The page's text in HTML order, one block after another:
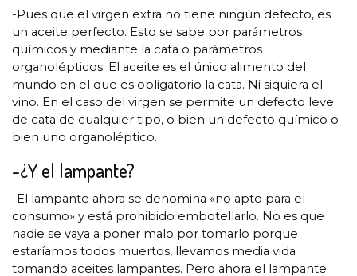
-Pues que el virgen extra no tiene ningún defecto, es
un aceite perfecto. Esto se sabe por parámetros
químicos y mediante la cata o parámetros
organolépticos. El aceite es el único alimento del
mundo en el que es obligatorio la cata. Ni siquiera el
vino. En el caso del virgen se permite un defecto leve
de cata de cualquier tipo, o bien un defecto químico o
bien uno organoléptico.
-¿Y el lampante?
-El lampante ahora se denomina «no apto para el
consumo» y está prohibido embotellarlo. No es que
nadie se vaya a poner malo por tomarlo porque
estaríamos todos muertos, llevamos media vida
tomando aceites lampantes. Pero ahora el lampante